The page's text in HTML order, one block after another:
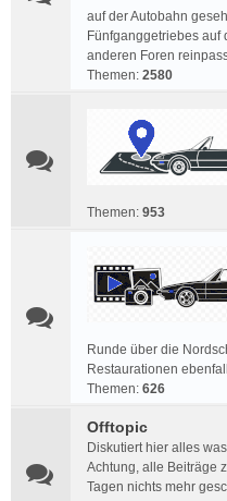
auf der Autobahn
Fünfganggetriebes auf
anderen Foren
Themen: 2580
Themen: 953
Runde über die
Restaurationen
Themen: 626
Offtopic
Diskutiert hier alles
Achtung, alle Beiträge
Tagen nichts mehr